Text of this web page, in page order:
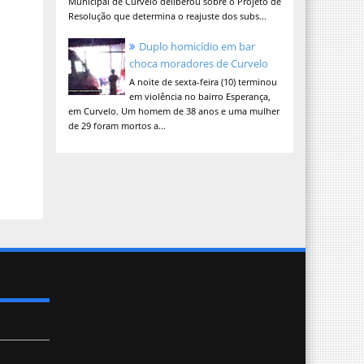
Resolução que determina o reajuste dos subs...
Duplo homicídio em bar
choca moradores de Curvelo
A noite de sexta-feira (10) terminou
em violência no bairro Esperança,
em Curvelo. Um homem de 38 anos e uma mulher
de 29 foram mortos a...